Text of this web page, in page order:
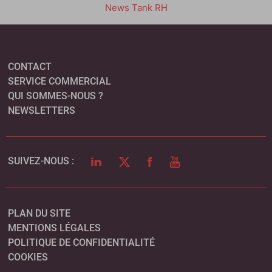
News Tank RH
CONTACT
SERVICE COMMERCIAL
QUI SOMMES-NOUS ?
NEWSLETTERS
SUIVEZ-NOUS : LINKEDINTWITTERFACEBOOK
YOUTUBE
PLAN DU SITE
MENTIONS LÉGALES
POLITIQUE DE CONFIDENTIALITÉ
COOKIES